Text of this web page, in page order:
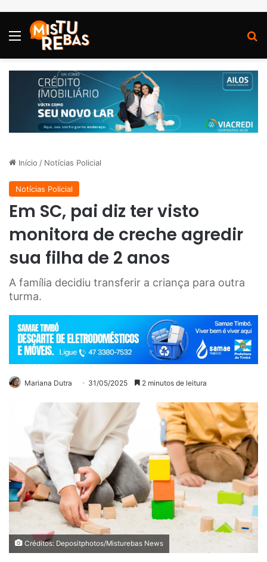
Menu
Início / Notícias Policial
Notícias Policial
Em SC, pai diz ter visto
monitora de creche agredir
sua filha de 2 anos
A família decidiu transferir a criança para outra
turma.
Mariana Dutra 31/05/2025 2 minutos de leitura
Créditos: Depositphotos/Misturebas News